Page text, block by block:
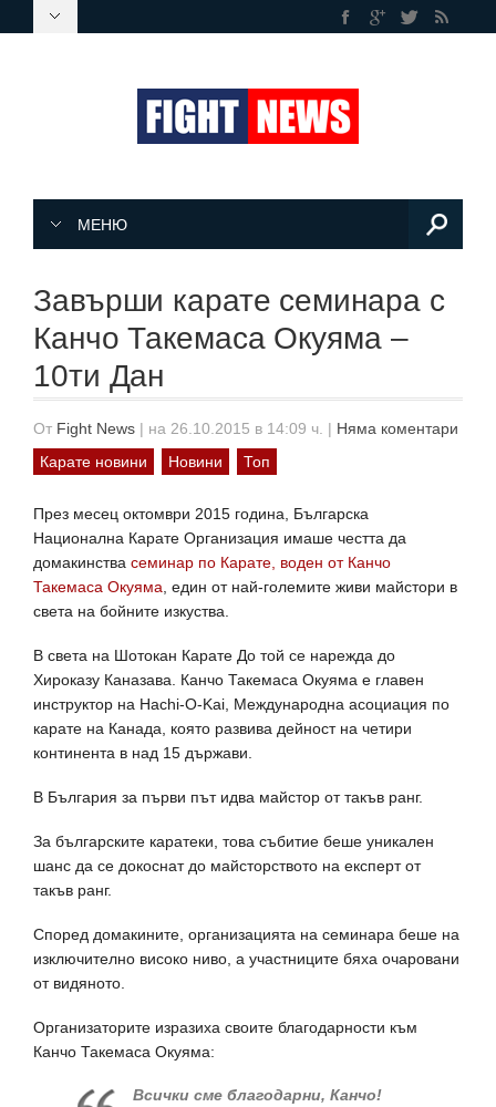
МЕНЮ
Завърши карате семинара с
Канчо Такемаса Окуяма –
10ти Дан
От Fight News | на 26.10.2015 в 14:09 ч. | Няма коментари
Карате новини
Новини Топ
През месец октомври 2015 година, Българска
Национална Карате Организация имаше честта да
домакинства семинар по Карате, воден от Канчо
Такемаса Окуяма , един от най-големите живи майстори в
света на бойните изкуства.
В света на Шотокан Карате До той се нарежда до
Хироказу Каназава. Канчо Такемаса Окуяма е главен
инструктор на Hachi-O-Kai, Международна асоциация по
карате на Канада, която развива дейност на четири
континента в над 15 държави.
В България за първи път идва майстор от такъв ранг.
За българските каратеки, това събитие беше уникален
шанс да се докоснат до майсторството на експерт от
такъв ранг.
Според домакините, организацията на семинара беше на
изключително високо ниво, а участниците бяха очаровани
от видяното.
Организаторите изразиха своите благодарности към
Канчо Такемаса Окуяма:
Всички сме благодарни, Канчо!